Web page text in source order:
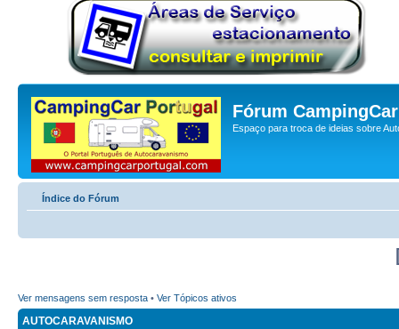
Fórum
Espaço para troca de ideias sobre
Índice do Fórum
Ver mensagens sem resposta • Ver Tópicos ativos
AUTOCARAVANISMO